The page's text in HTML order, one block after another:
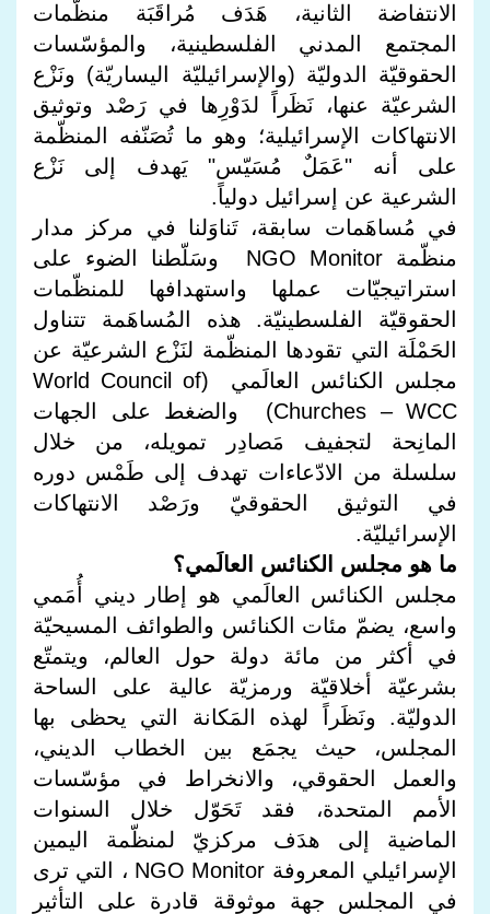
الانتفاضة الثانية، هَدَف مُراقَبَة منظّمات
المجتمع المدني الفلسطينية، والمؤسّسات
الحقوقيّة الدوليّة (والإسرائيليّة اليساريّة) ونَزْع
الشرعيّة عنها، نَظَراً لدَوْرِها في رَصْد وتوثيق
الانتهاكات الإسرائيلية؛ وهو ما تُصَنّفه المنظّمة
على أنه "عَمَلٌ مُسَيّس" يَهدف إلى نَزْع
الشرعية عن إسرائيل دولياً.
في مُساهَمات سابقة، تَناوَلنا في مركز مدار
منظّمة NGO Monitor وسَلّطنا الضوء على
استراتيجيّات عملها واستهدافها للمنظّمات
الحقوقيّة الفلسطينيّة. هذه المُساهَمة تتناول
الحَمْلَة التي تقودها المنظّمة لنَزْع الشرعيّة عن
مجلس الكنائس العالَمي (World Council of
Churches – WCC) والضغط على الجهات
المانِحة لتجفيف مَصادِر تمويله، من خلال
سلسلة من الادّعاءات تهدف إلى طَمْس دوره
في التوثيق الحقوقيّ ورَصْد الانتهاكات
الإسرائيليّة.
ما هو مجلس الكنائس العالَمي؟
مجلس الكنائس العالَمي هو إطار ديني أُمَمي
واسع، يضمّ مئات الكنائس والطوائف المسيحيّة
في أكثر من مائة دولة حول العالم، ويتمتّع
بشرعيّة أخلاقيّة ورمزيّة عالية على الساحة
الدوليّة. ونَظَراً لهذه المَكانة التي يحظى بها
المجلس، حيث يجمَع بين الخطاب الديني،
والعمل الحقوقي، والانخراط في مؤسّسات
الأمم المتحدة، فقد تَحَوّل خلال السنوات
الماضية إلى هدَف مركزيّ لمنظّمة اليمين
الإسرائيلي المعروفة NGO Monitor ، التي ترى
في المجلس جهة موثوقة قادرة على التأثير